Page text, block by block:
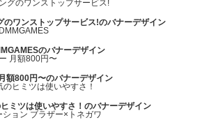
のワンストップサービス!のバナーデザイン
のバナーデザイン
額800円〜のバナーデザイン
ミツは使いやすさ！のバナーデザイン